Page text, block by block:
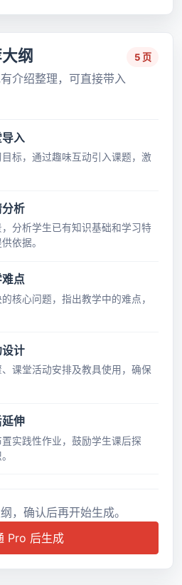
纲
介绍整理，可直接带入
5 页
入
标，通过趣味互动引入课题，激
析
分析学生已有知识基础和学习特
依据。
点
核心问题，指出教学中的难点，
计
课堂活动安排及教具使用，确保
伸
实践性作业，鼓励学生课后探
，确认后再开始生成。
Pro 后生成